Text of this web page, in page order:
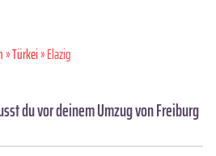
»Türkei» Elazig
du vor deinem Umzug von Freiburg